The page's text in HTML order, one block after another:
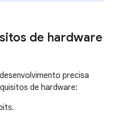
de hardware
precisa
de hardware: